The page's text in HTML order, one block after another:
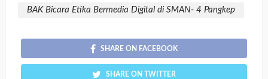
BAK Bicara Etika Bermedia Digital di SMAN- 4 Pangkep
SHARE ON FACEBOOK
SHARE ON TWITTER